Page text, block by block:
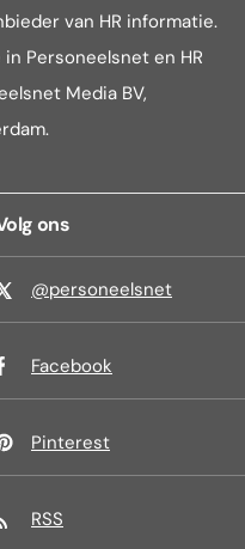
van HR informatie.
Personeelsnet en HR
Media BV,
ons
@personeelsnet
Facebook
Pinterest
RSS